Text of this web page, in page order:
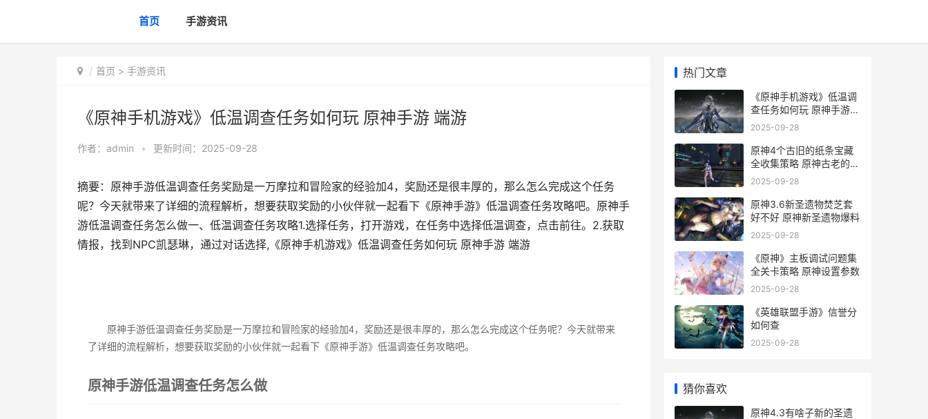
首页 手游资讯
首页 > 手游资讯
《原神手机游戏》低温调查任务如何玩 原神手游 端游
作者： admin • 更新时间：2025-09-28
摘要：原神手游低温调查任务奖励是一万摩拉和冒险家的经验加4，奖励还是很丰厚的，那么怎么完成这个任务
呢？今天就带来了详细的流程解析，想要获取奖励的小伙伴就一起看下《原神手游》低温调查任务攻略吧。原神手
游低温调查任务怎么做一、低温调查任务攻略1.选择任务，打开游戏，在任务中选择低温调查，点击前往。2.获取
情报，找到NPC凯瑟琳，通过对话选择,《原神手机游戏》低温调查任务如何玩 原神手游 端游
原神手游低温调查任务奖励是一万摩拉和冒险家的经验加4，奖励还是很丰厚的，那么怎么完成这个任务呢？今天就带来
了详细的流程解析，想要获取奖励的小伙伴就一起看下《原神手游》低温调查任务攻略吧。
原神手游低温调查任务怎么做
热门文章
《原神手机游戏》低温调
查任务如何玩 原神手游
端游
2025-09-28
原神4个古旧的纸条宝藏
全收集策略 原神古老的遗
迹
2025-09-28
原神3.6新圣遗物焚芝套
好不好 原神新圣遗物爆料
2025-09-28
《原神》主板调试问题集
全关卡策略 原神设置参数
2025-09-28
《英雄联盟手游》信誉分
如何查
2025-09-28
猜你喜欢
原神4.3有啥子新的圣遗